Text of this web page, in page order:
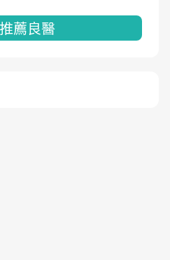
薦良醫